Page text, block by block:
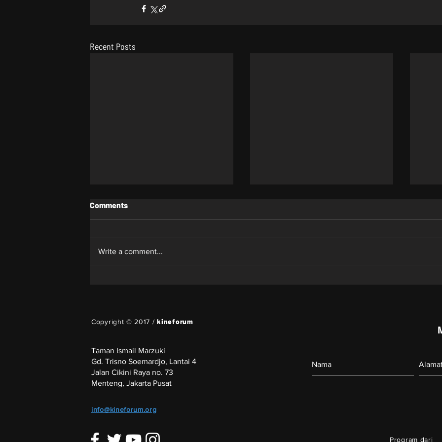
Recent Posts
Comments
Write a comment...
Copyright © 2017 /kineforum
Taman Ismail Marzuki
Gd. Trisno Soemardjo, Lantai 4
Jalan Cikini Raya no. 73
Menteng, Jakarta Pusat
info@kineforum.org
Program dari